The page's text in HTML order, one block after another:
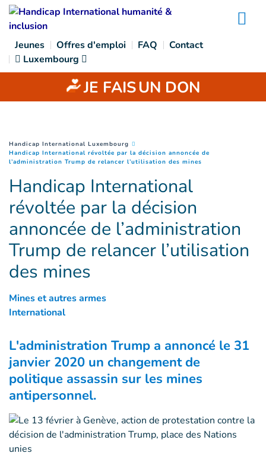
Goto main content
Jeunes Offres d'emploi FAQ
Contact
Luxembourg
JE FAISUN DON
You are here :
Handicap International Luxembourg
Handicap International révoltée par la décision annoncée de
l’administration Trump de relancer l’utilisation des mines
Handicap International
révoltée par la décision
annoncée de l’administration
Trump de relancer l’utilisation
des mines
Mines et autres armes
International
L'administration Trump a annoncé le 31
janvier 2020 un changement de
politique assassin sur les mines
antipersonnel.